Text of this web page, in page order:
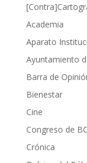
Academia
Aparato
Ayuntamiento
Barra de
Bienestar
Cine
Congreso de
Crónica